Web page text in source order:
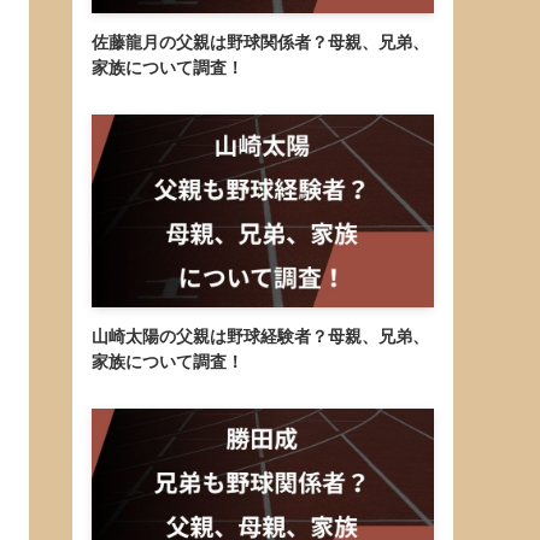
佐藤龍月の父親は野球関係者？母親、兄弟、
家族について調査！
山崎太陽の父親は野球経験者？母親、兄弟、
家族について調査！